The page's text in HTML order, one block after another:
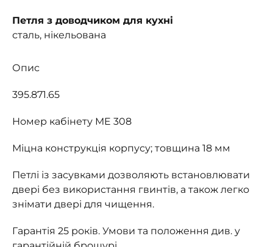
Петля з доводчиком для кухні
сталь, нікельована
Опис
395.871.65
Номер кабінету ME 308
Міцна конструкція корпусу; товщина 18 мм
Петлі із засувками дозволяють встановлювати
двері без використання гвинтів, а також легко
знімати двері для чищення.
Гарантія 25 років. Умови та положення див. у